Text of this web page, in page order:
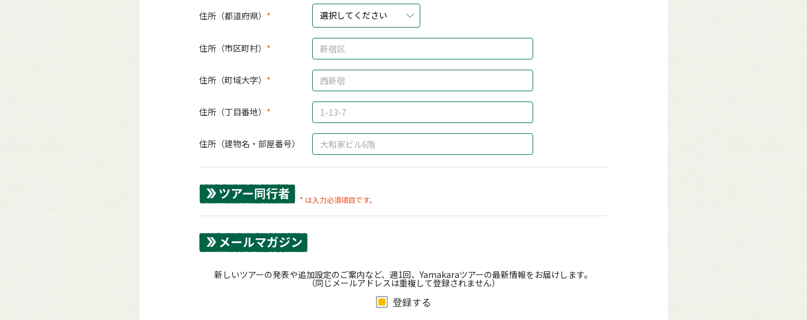
住所（都道府県） 選択してください
住所（市区町村）
住所（町域大字）
住所（丁目番地）
住所（建物名・部屋番号）
ツアー同行者 * は入力必須項目です。
メールマガジン
新しいツアーの発表や追加設定のご案内など、週1回、Yamakaraツアーの最新情報をお届けします。
（同じメールアドレスは重複して登録されません）
登録する